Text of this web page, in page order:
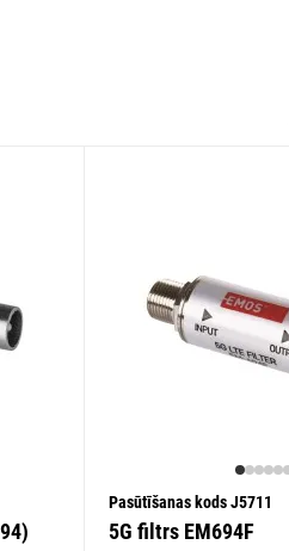
Pasūtīšanas kods J5711
5G filtrs EM694F